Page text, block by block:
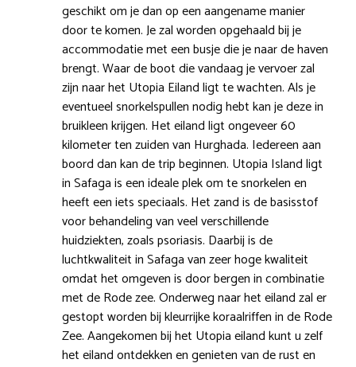
geschikt om je dan op een aangename manier
door te komen. Je zal worden opgehaald bij je
accommodatie met een busje die je naar de haven
brengt. Waar de boot die vandaag je vervoer zal
zijn naar het Utopia Eiland ligt te wachten. Als je
eventueel snorkelspullen nodig hebt kan je deze in
bruikleen krijgen. Het eiland ligt ongeveer 60
kilometer ten zuiden van Hurghada. Iedereen aan
boord dan kan de trip beginnen. Utopia Island ligt
in Safaga is een ideale plek om te snorkelen en
heeft een iets speciaals. Het zand is de basisstof
voor behandeling van veel verschillende
huidziekten, zoals psoriasis. Daarbij is de
luchtkwaliteit in Safaga van zeer hoge kwaliteit
omdat het omgeven is door bergen in combinatie
met de Rode zee. Onderweg naar het eiland zal er
gestopt worden bij kleurrijke koraalriffen in de Rode
Zee. Aangekomen bij het Utopia eiland kunt u zelf
het eiland ontdekken en genieten van de rust en